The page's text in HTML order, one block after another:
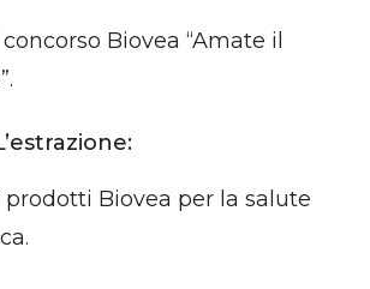
Biovea “Amate il
Biovea per la salute